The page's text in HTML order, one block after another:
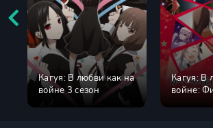
Кагуя: В любви как на
войне 3 сезон
Кагуя: В
войне: